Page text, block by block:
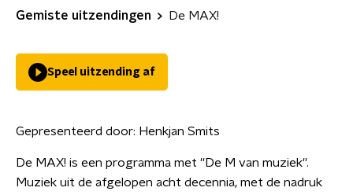
Gemiste uitzendingen De MAX!
Speel uitzending af
Gepresenteerd door: Henkjan Smits
De MAX! is een programma met ''De M van muziek''.
Muziek uit de afgelopen acht decennia, met de nadruk